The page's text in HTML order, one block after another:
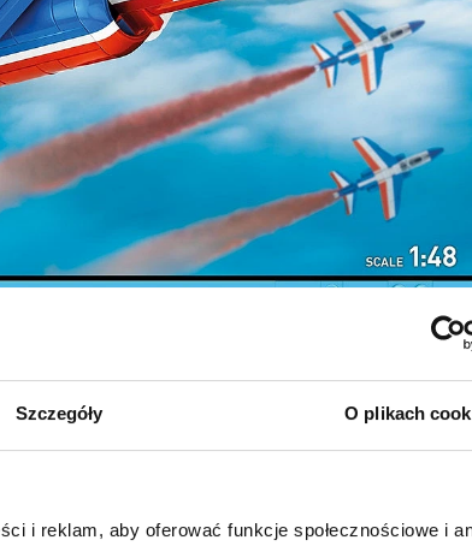
Szczegóły O plikach
i reklam, aby oferować funkcje społecznościowe i
Jet w charakterystycznym malowaniu Patrouille
ozdobą każdej kolekcji miłośnika lotnictwa i